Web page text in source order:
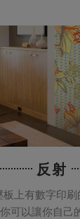
反射
上有數字印刷
可以讓你自己